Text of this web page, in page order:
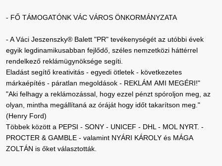
- FŐ TÁMOGATÓNK VÁC VÁROS ÖNKORMÁNYZATA
- A Váci Jeszenszky® Balett "PR" tevékenységét az utóbbi évek
egyik legdinamikusabban fejlődő, széles nemzetközi háttérrel
rendelkező reklámügynöksége segíti.
Eladást segítő kreativitás - egyedi ötletek - következetes
márkaépítés - páratlan megoldások - REKLÁM AMI MEGÉRI!"
"Aki felhagy a reklámozással, hogy ezzel pénzt spóroljon meg, az
olyan, mintha megállítaná az óráját hogy időt takarítson meg."
(Henry Ford)
Többek között a PEPSI - SONY - UNICEF - DHL - MOL NYRT. -
PROCTER & GAMBLE - valamint NYÁRI KÁROLY és MÁGA
ZOLTÁN is őket választották.